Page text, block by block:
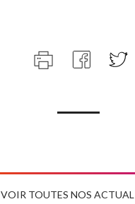
VOIR TOUTES NOS